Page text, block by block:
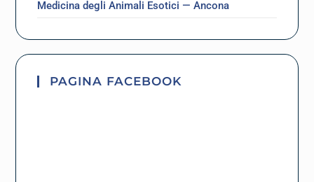
Medicina degli Animali Esotici — Ancona
PAGINA FACEBOOK